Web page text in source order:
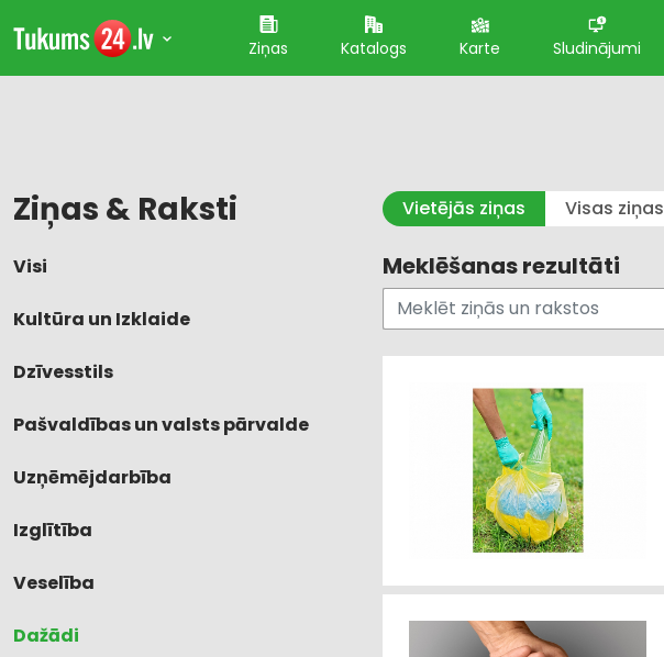
Ziņas Katalogs Karte Sludinājumi
Ziņas & Raksti
Visi
Kultūra un Izklaide
Dzīvesstils
Pašvaldības un valsts pārvalde
Uzņēmējdarbība
Izglītība
Veselība
Dažādi
Vietējās ziņas Visas ziņas
Meklēšanas rezultāti